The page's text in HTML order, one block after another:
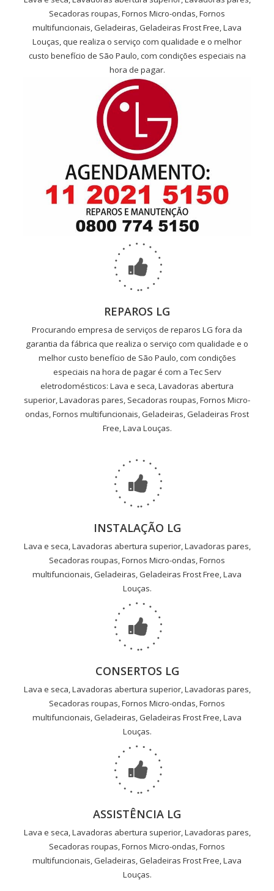
Secadoras roupas, Fornos Micro-ondas, Fornos
multifuncionais, Geladeiras, Geladeiras Frost Free, Lava
Louças, que realiza o serviço com qualidade e o melhor
custo benefício de São Paulo, com condições especiais na
hora de pagar.
REPAROS LG
Procurando empresa de serviços de reparos LG fora da
garantia da fábrica que realiza o serviço com qualidade e o
melhor custo benefício de São Paulo, com condições
especiais na hora de pagar é com a Tec Serv
eletrodomésticos: Lava e seca, Lavadoras abertura
superior, Lavadoras pares, Secadoras roupas, Fornos Micro-
ondas, Fornos multifuncionais, Geladeiras, Geladeiras Frost
Free, Lava Louças.
INSTALAÇÃO LG
Lava e seca, Lavadoras abertura superior, Lavadoras pares,
Secadoras roupas, Fornos Micro-ondas, Fornos
multifuncionais, Geladeiras, Geladeiras Frost Free, Lava
Louças.
CONSERTOS LG
Lava e seca, Lavadoras abertura superior, Lavadoras pares,
Secadoras roupas, Fornos Micro-ondas, Fornos
multifuncionais, Geladeiras, Geladeiras Frost Free, Lava
Louças.
ASSISTÊNCIA LG
Lava e seca, Lavadoras abertura superior, Lavadoras pares,
Secadoras roupas, Fornos Micro-ondas, Fornos
multifuncionais, Geladeiras, Geladeiras Frost Free, Lava
Louças.